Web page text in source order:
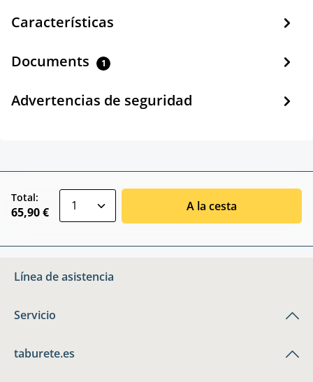
Características
Documents 1
Advertencias de seguridad
Total:
65,90 € A la cesta
Línea de asistencia
Servicio
taburete.es